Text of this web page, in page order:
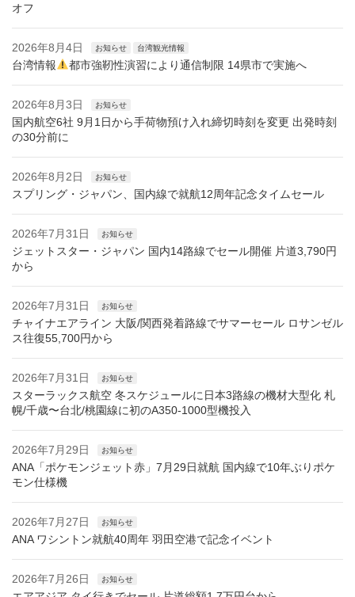
オフ
2026年8月4日 お知らせ 台湾観光情報
台湾情報 都市強靭性演習により通信制限 14県市で実施へ
2026年8月3日 お知らせ
国内航空6社 9月1日から手荷物預け入れ締切時刻を変更 出発時刻
の30分前に
2026年8月2日 お知らせ
スプリング・ジャパン、国内線で就航12周年記念タイムセール
2026年7月31日 お知らせ
ジェットスター・ジャパン 国内14路線でセール開催 片道3,790円
から
2026年7月31日 お知らせ
チャイナエアライン 大阪/関西発着路線でサマーセール ロサンゼル
ス往復55,700円から
2026年7月31日 お知らせ
スターラックス航空 冬スケジュールに日本3路線の機材大型化 札
幌/千歳〜台北/桃園線に初のA350-1000型機投入
2026年7月29日 お知らせ
ANA「ポケモンジェット赤」7月29日就航 国内線で10年ぶりポケ
モン仕様機
2026年7月27日 お知らせ
ANA ワシントン就航40周年 羽田空港で記念イベント
2026年7月26日 お知らせ